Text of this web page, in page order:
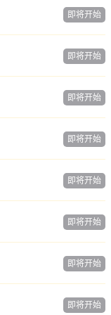
即将开始
即将开始
即将开始
即将开始
即将开始
即将开始
即将开始
即将开始